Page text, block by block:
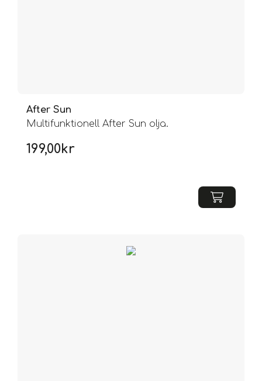
After Sun
Multifunktionell After Sun olja.
199,00kr